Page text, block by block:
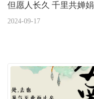
但愿人长久 千里共婵娟
2024-09-17